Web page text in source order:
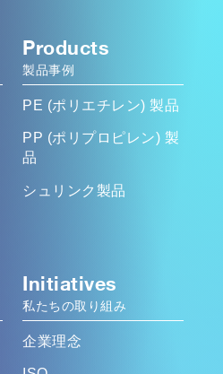
Products
製品事例
PE (ポリエチレン) 製品
PP (ポリプロピレン) 製
品
シュリンク製品
Initiatives
私たちの取り組み
企業理念